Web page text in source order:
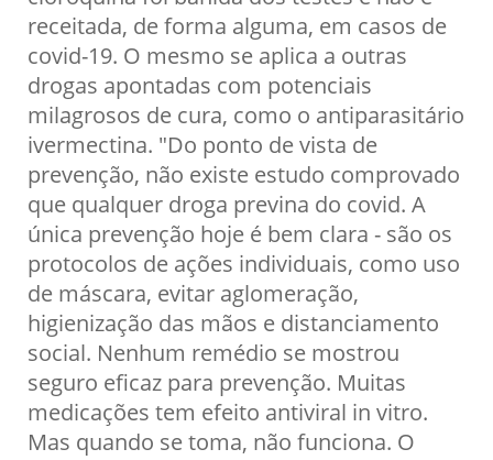
receitada, de forma alguma, em casos de
covid-19. O mesmo se aplica a outras
drogas apontadas com potenciais
milagrosos de cura, como o antiparasitário
ivermectina. "Do ponto de vista de
prevenção, não existe estudo comprovado
que qualquer droga previna do covid. A
única prevenção hoje é bem clara - são os
protocolos de ações individuais, como uso
de máscara, evitar aglomeração,
higienização das mãos e distanciamento
social. Nenhum remédio se mostrou
seguro eficaz para prevenção. Muitas
medicações tem efeito antiviral in vitro.
Mas quando se toma, não funciona. O